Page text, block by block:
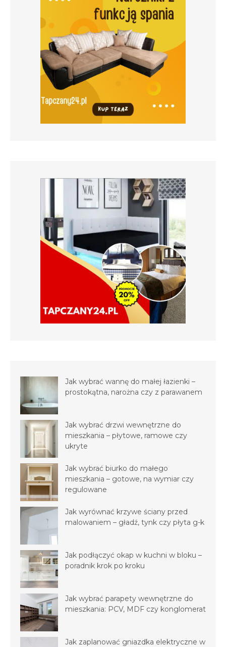
Jak wybrać wannę do małej łazienki –
prostokątna, narożna czy z parawanem
Jak wybrać drzwi wewnętrzne do
mieszkania – płytowe, ramowe czy
ukryte
Jak wybrać biurko do małego
mieszkania – gotowe, na wymiar czy
regulowane
Jak wyrównać krzywe ściany przed
malowaniem – gładź, tynk czy płyta g-k
Jak podłączyć okap w kuchni w bloku –
poradnik krok po kroku
Jak wybrać parapety wewnętrzne do
mieszkania: PCV, MDF czy konglomerat
Jak zaplanować gniazdka elektryczne w